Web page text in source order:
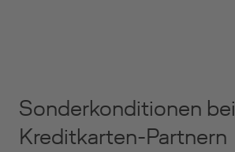
Sonderkonditionen bei
Kreditkarten-Partnern